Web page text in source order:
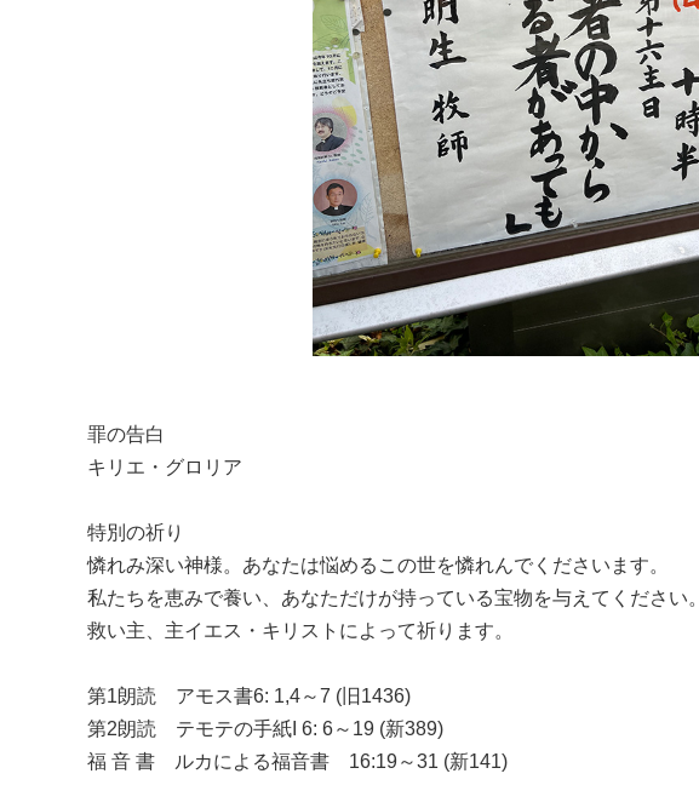
罪の告白
キリエ・グロリア
特別の祈り
憐れみ深い神様。あなたは悩めるこの世を憐れんでくださいます。
私たちを恵みで養い、あなただけが持っている宝物を与えてください。
救い主、主イエス・キリストによって祈ります。
第1朗読 アモス書6: 1,4～7 (旧1436)
第2朗読 テモテの手紙I 6: 6～19 (新389)
福 音 書 ルカによる福音書 16:19～31 (新141)